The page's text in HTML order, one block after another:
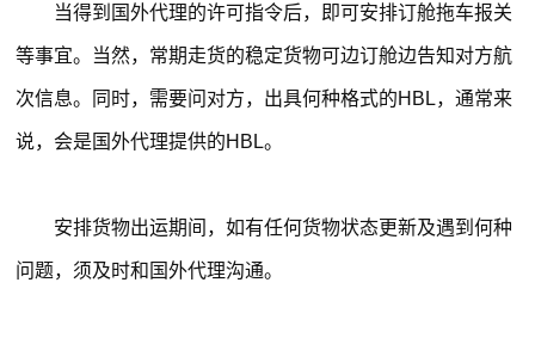
当得到国外代理的许可指令后，即可安排订舱拖车报关
等事宜。当然，常期走货的稳定货物可边订舱边告知对方航
次信息。同时，需要问对方，出具何种格式的HBL，通常来
说，会是国外代理提供的HBL。
安排货物出运期间，如有任何货物状态更新及遇到何种
问题，须及时和国外代理沟通。